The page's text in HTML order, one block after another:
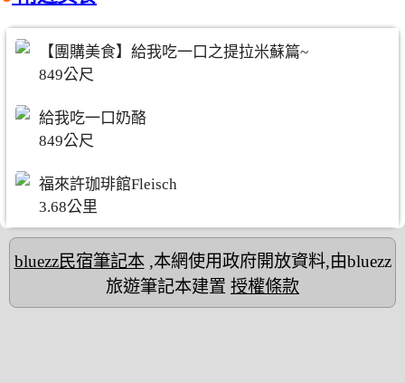
【團購美食】給我吃一口之提拉米蘇篇~
849公尺
給我吃一口奶酪
849公尺
福來許珈琲館Fleisch
3.68公里
bluezz民宿筆記本,本網使用政府開放資料,由bluezz
旅遊筆記本建置 授權條款